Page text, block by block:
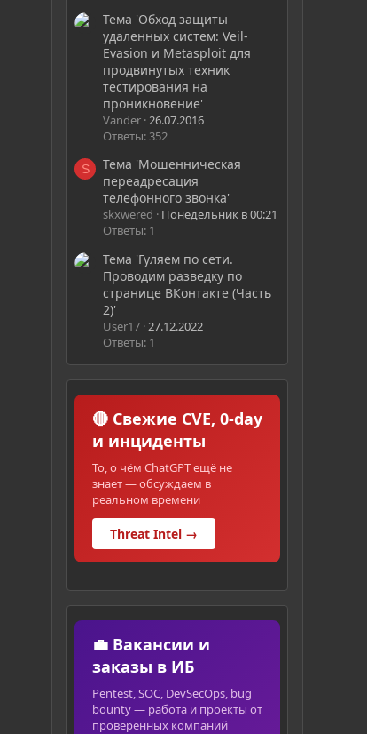
Тема 'Обход защиты
удаленных систем: Veil-
Evasion и Metasploit для
продвинутых техник
тестирования на
проникновение'
Vander 26.07.2016
Ответы: 352
S
Тема 'Мошенническая
переадресация
телефонного звонка'
skxwered
Понедельник в 00:21
Ответы: 1
Тема 'Гуляем по сети.
Проводим разведку по
странице ВКонтакте (Часть
2)'
User17 27.12.2022
Ответы: 1
🔴 Свежие CVE, 0-day
и инциденты
То, о чём ChatGPT ещё не
знает — обсуждаем в
реальном времени
Threat Intel →
💼 Вакансии и
заказы в ИБ
Pentest, SOC, DevSecOps, bug
bounty — работа и проекты от
проверенных компаний